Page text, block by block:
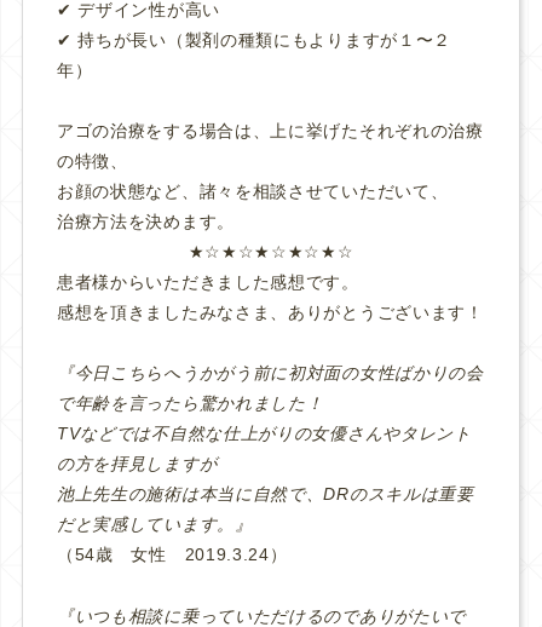
✔︎ デザイン性が高い
✔︎ 持ちが長い（製剤の種類にもよりますが１〜２
年）
アゴの治療をする場合は、上に挙げたそれぞれの治療
の特徴、
お顔の状態など、諸々を相談させていただいて、
治療方法を決めます。
★☆★☆★☆★☆★☆
患者様からいただきました感想です。
感想を頂きましたみなさま、ありがとうございます！
『今日こちらへうかがう前に初対面の女性ばかりの会
で年齢を言ったら驚かれました！
TVなどでは不自然な仕上がりの女優さんやタレント
の方を拝見しますが
池上先生の施術は本当に自然で、DRのスキルは重要
だと実感しています。』
（54歳 女性 2019.3.24）
『いつも相談に乗っていただけるのでありがたいで